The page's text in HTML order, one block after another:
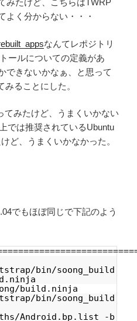
みたけど、こちらはTWRP
よく分からない・・・
なんてレポジトリ
ールについての定義があ
できないかなぁ、と思って
ることにした。
てみたけど、うまくいかない
では推奨されているUbuntu
ど、うまくいかなかった。
でもほぼ同じで下記のよう
bin/soong_build
build.ninja
bin/soong_build
Android.bp.list -b